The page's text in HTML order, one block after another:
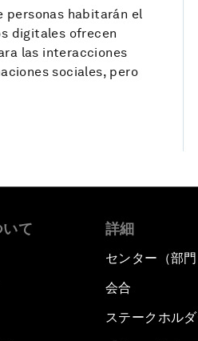
personas habitarán el
digitales ofrecen
las interacciones
sociales, pero
て 詳細
センター（部門
会合
ステークホル